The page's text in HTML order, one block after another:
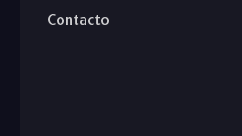
Contacto